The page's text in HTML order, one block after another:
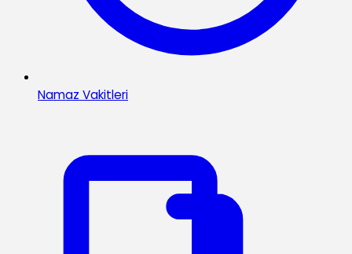
Namaz Vakitleri